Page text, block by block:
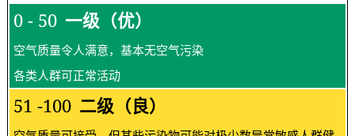
0 - 50 一级（优）
空气质量令人满意，基本无空气污染
各类人群可正常活动
51 -100 二级（良）